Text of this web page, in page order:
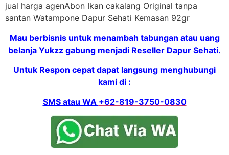
jual harga agenAbon Ikan cakalang Original tanpa
santan Watampone Dapur Sehati Kemasan 92gr
Mau berbisnis untuk menambah tabungan atau uang
belanja Yukzz gabung menjadi Reseller Dapur Sehati.
Untuk Respon cepat dapat langsung menghubungi
kami di :
SMS atau WA +62-819-3750-0830